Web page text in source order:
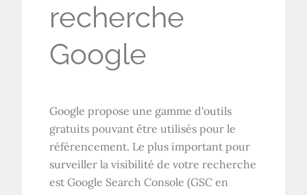
recherche
Google
Google propose une gamme d'outils
gratuits pouvant être utilisés pour le
référencement. Le plus important pour
surveiller la visibilité de votre recherche
est Google Search Console (GSC en